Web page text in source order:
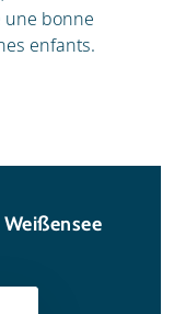
une bonne
enfants.